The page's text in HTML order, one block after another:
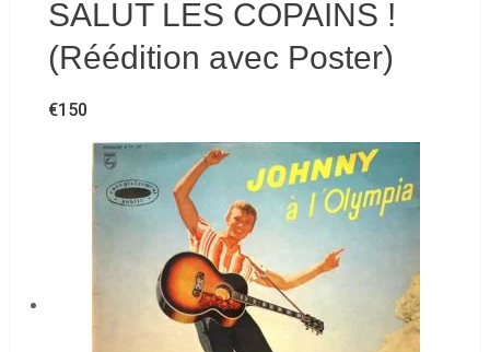
SALUT LES COPAINS !
(Réédition avec Poster)
€150